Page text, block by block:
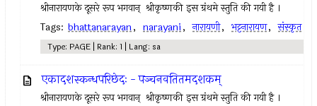
श्रीनारायणके दूसरे रूप भगवान् ‍ श्रीकृष्णकी इस ग्रंथमे स्तुति की गयी है ।
Tags: bhattanarayan, narayani, नारायणी, भट्टनारायण, संस्कृत
Type: PAGE | Rank: 1 | Lang: sa
एकादशस्कन्धपरिछेदः - पञ्चनवतितमदशकम्
श्रीनारायणके दूसरे रूप भगवान् ‍ श्रीकृष्णकी इस ग्रंथमे स्तुति की गयी है ।